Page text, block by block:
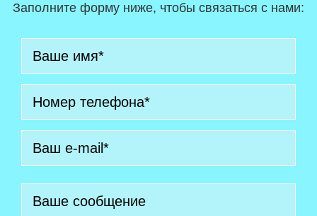
Заполните форму ниже, чтобы связаться с нами: